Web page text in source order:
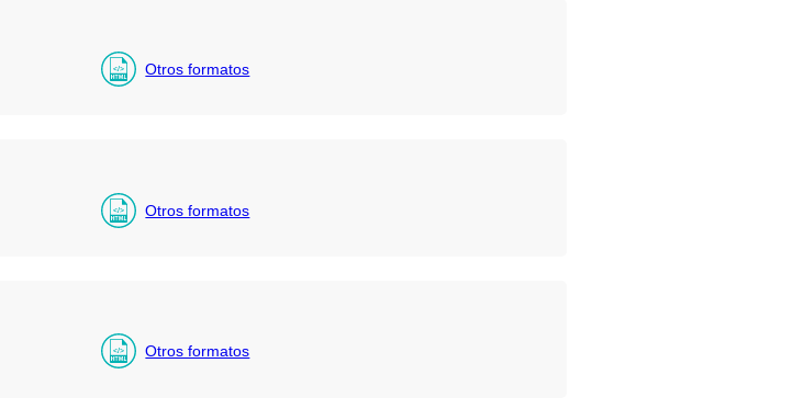
Otros formatos
Otros formatos
Otros formatos